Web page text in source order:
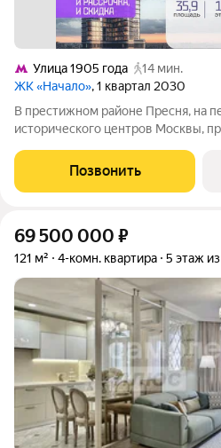
Улица 1905 года
14 мин.
ЖК «Начало», 1 квартал 2030
В престижном районе Пресня, на
исторического центров Москвы,
этажного дома, в новом элитном
от девелопера «Донстрой».
Позвонить
69 500 000 ₽
121 м² 4-комн. квартира 5 этаж из